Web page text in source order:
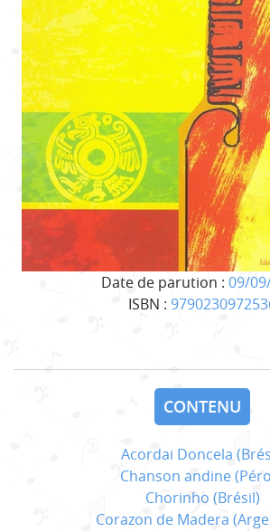
Date de parution : 09/
ISBN :
CONTENU
Acordai Doncela
Chanson andine
Chorinho (Brésil)
Corazon de Madera